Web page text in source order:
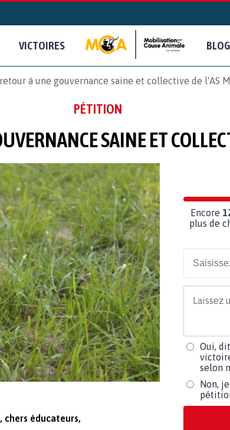
VICTOIRES BLOG
à une gouvernance saine et collective de l'AS
PÉTITION
SAINE ET
chers éducateurs,
Encore
plus de
Oui,
selon
Non,